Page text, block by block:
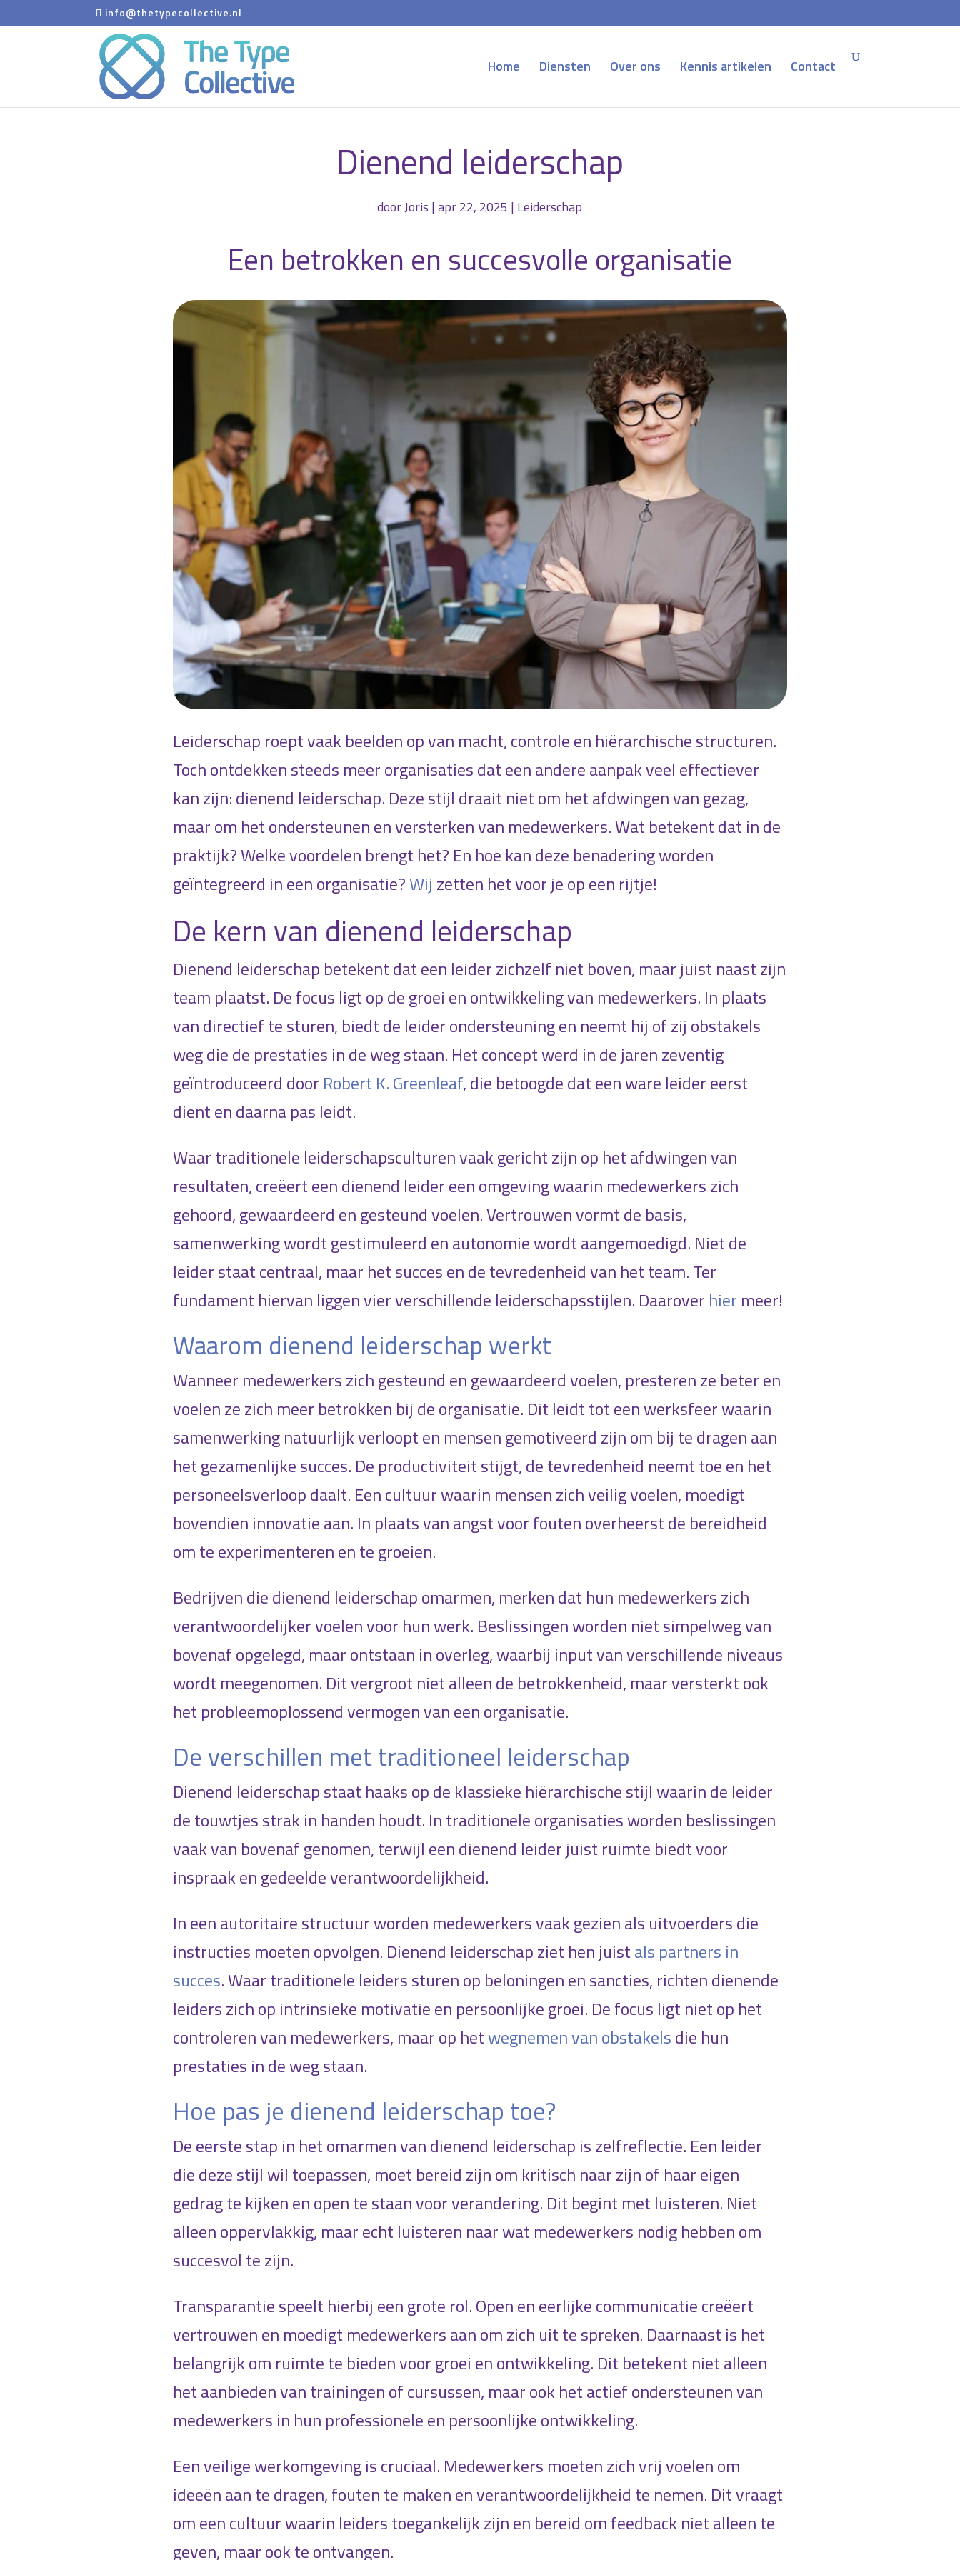
info@thetypecollective.nl
Home Diensten Over ons Kennis artikelen Contact
Dienend leiderschap
doorJoris |apr 22, 2025 | Leiderschap
Een betrokken en succesvolle organisatie
Leiderschap roept vaak beelden op van macht, controle en hiërarchische structuren.
Toch ontdekken steeds meer organisaties dat een andere aanpak veel effectiever
kan zijn: dienend leiderschap. Deze stijl draait niet om het afdwingen van gezag,
maar om het ondersteunen en versterken van medewerkers. Wat betekent dat in de
praktijk? Welke voordelen brengt het? En hoe kan deze benadering worden
geïntegreerd in een organisatie?Wij zetten het voor je op een rijtje!
De kern van dienend leiderschap
Dienend leiderschap betekent dat een leider zichzelf niet boven, maar juist naast zijn
team plaatst. De focus ligt op de groei en ontwikkeling van medewerkers. In plaats
van directief te sturen, biedt de leider ondersteuning en neemt hij of zij obstakels
weg die de prestaties in de weg staan. Het concept werd in de jaren zeventig
geïntroduceerd door Robert K. Greenleaf, die betoogde dat een ware leider eerst
dient en daarna pas leidt.
Waar traditionele leiderschapsculturen vaak gericht zijn op het afdwingen van
resultaten, creëert een dienend leider een omgeving waarin medewerkers zich
gehoord, gewaardeerd en gesteund voelen. Vertrouwen vormt de basis,
samenwerking wordt gestimuleerd en autonomie wordt aangemoedigd. Niet de
leider staat centraal, maar het succes en de tevredenheid van het team. Ter
fundament hiervan liggen vier verschillende leiderschapsstijlen. Daarover hier meer!
Waarom dienend leiderschap werkt
Wanneer medewerkers zich gesteund en gewaardeerd voelen, presteren ze beter en
voelen ze zich meer betrokken bij de organisatie. Dit leidt tot een werksfeer waarin
samenwerking natuurlijk verloopt en mensen gemotiveerd zijn om bij te dragen aan
het gezamenlijke succes. De productiviteit stijgt, de tevredenheid neemt toe en het
personeelsverloop daalt. Een cultuur waarin mensen zich veilig voelen, moedigt
bovendien innovatie aan. In plaats van angst voor fouten overheerst de bereidheid
om te experimenteren en te groeien.
Bedrijven die dienend leiderschap omarmen, merken dat hun medewerkers zich
verantwoordelijker voelen voor hun werk. Beslissingen worden niet simpelweg van
bovenaf opgelegd, maar ontstaan in overleg, waarbij input van verschillende niveaus
wordt meegenomen. Dit vergroot niet alleen de betrokkenheid, maar versterkt ook
het probleemoplossend vermogen van een organisatie.
De verschillen met traditioneel leiderschap
Dienend leiderschap staat haaks op de klassieke hiërarchische stijl waarin de leider
de touwtjes strak in handen houdt. In traditionele organisaties worden beslissingen
vaak van bovenaf genomen, terwijl een dienend leider juist ruimte biedt voor
inspraak en gedeelde verantwoordelijkheid.
In een autoritaire structuur worden medewerkers vaak gezien als uitvoerders die
instructies moeten opvolgen. Dienend leiderschap ziet hen juistals partners in
succes. Waar traditionele leiders sturen op beloningen en sancties, richten dienende
leiders zich op intrinsieke motivatie en persoonlijke groei. De focus ligt niet op het
controleren van medewerkers, maar op hetwegnemen van obstakelsdie hun
prestaties in de weg staan.
Hoe pas je dienend leiderschap toe?
De eerste stap in het omarmen van dienend leiderschap is zelfreflectie. Een leider
die deze stijl wil toepassen, moet bereid zijn om kritisch naar zijn of haar eigen
gedrag te kijken en open te staan voor verandering. Dit begint met luisteren. Niet
alleen oppervlakkig, maar echt luisteren naar wat medewerkers nodig hebben om
succesvol te zijn.
Transparantie speelt hierbij een grote rol. Open en eerlijke communicatie creëert
vertrouwen en moedigt medewerkers aan om zich uit te spreken. Daarnaast is het
belangrijk om ruimte te bieden voor groei en ontwikkeling. Dit betekent niet alleen
het aanbieden van trainingen of cursussen, maar ook het actief ondersteunen van
medewerkers in hun professionele en persoonlijke ontwikkeling.
Een veilige werkomgeving is cruciaal. Medewerkers moeten zich vrij voelen om
ideeën aan te dragen, fouten te maken en verantwoordelijkheid te nemen. Dit vraagt
om een cultuur waarin leiders toegankelijk zijn en bereid om feedback niet alleen te
geven, maar ook te ontvangen.